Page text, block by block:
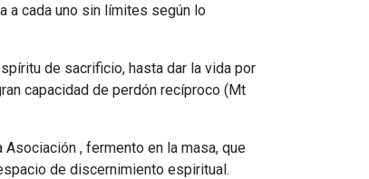
a cada uno sin límites según lo
de sacrificio, hasta dar la vida por
capacidad de perdón recíproco (Mt
, fermento en la masa, que
de discernimiento espiritual.